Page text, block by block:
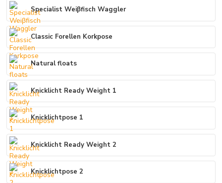
Specialist Weiβfisch Waggler
Classic Forellen Korkpose
Natural floats
Knicklicht Ready Weight 1
Knicklichtpose 1
Knicklicht Ready Weight 2
Knicklichtpose 2